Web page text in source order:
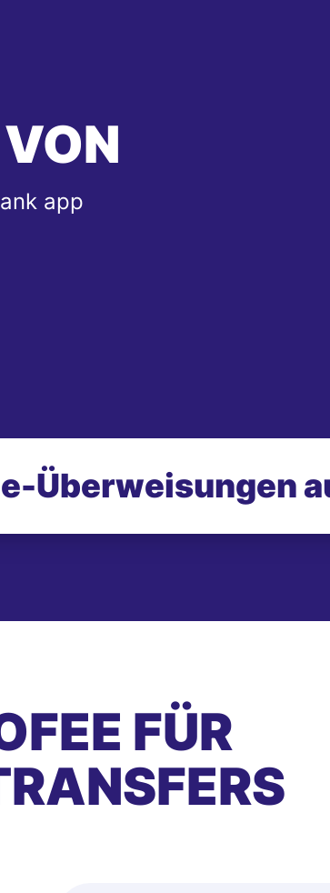
app
Überweisungen
FÜR